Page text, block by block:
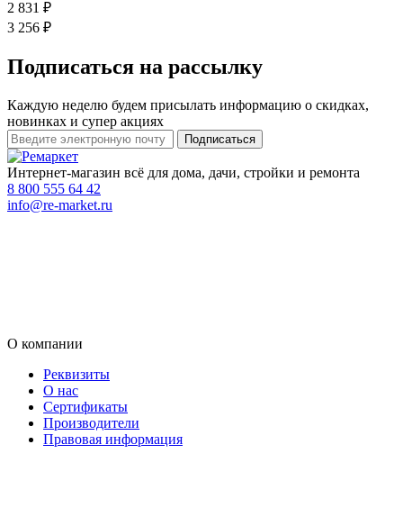
2 831 ₽
3 256 ₽
Подписаться на рассылку
Каждую неделю будем присылать информацию о скидках,
новинках и супер акциях
Интернет-магазин всё для дома, дачи, стройки и ремонта
8 800 555 64 42
info@re-market.ru
О компании
Реквизиты
О нас
Сертификаты
Производители
Правовая информация